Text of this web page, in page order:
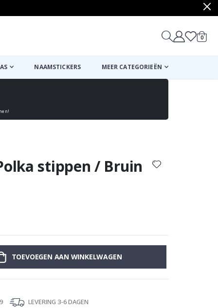
0
NAAMSTICKERS MEER CATEGORIEËN
stippen / Bruin
TOEVOEGEN AAN WINKELWAGEN
LEVERING 3-6 DAGEN